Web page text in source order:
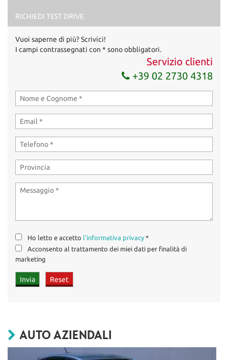
RICHIEDI TEST DRIVE
Vuoi saperne di più? Scrivici!
I campi contrassegnati con * sono obbligatori.
Servizio clienti
+39 02 2730 4318
Ho letto e accetto l'informativa privacy *
Acconsento al trattamento dei miei dati per finalità di
marketing
AUTO AZIENDALI